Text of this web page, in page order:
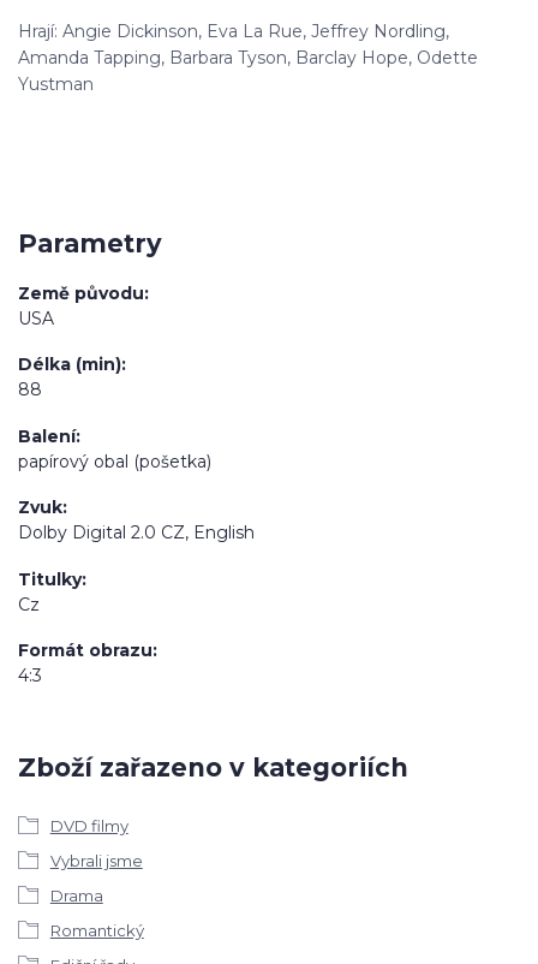
Hrají: Angie Dickinson, Eva La Rue, Jeffrey Nordling,
Amanda Tapping, Barbara Tyson, Barclay Hope, Odette
Yustman
Parametry
Země původu
USA
Délka (min)
88
Balení
papírový obal (pošetka)
Zvuk
Dolby Digital 2.0 CZ, English
Titulky
Cz
Formát obrazu
4:3
Zboží zařazeno v kategoriích
DVD filmy
Vybrali jsme
Drama
Romantický